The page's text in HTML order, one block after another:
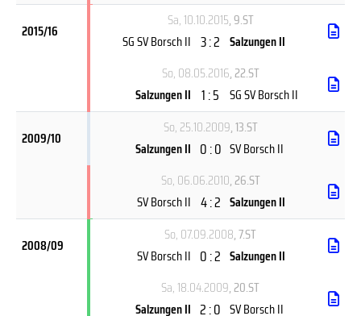
2015/16
Sa, 10.10.2015, 9.ST
SG SV Borsch II 3 : 2 Salzungen II
So, 08.05.2016, 22.ST
Salzungen II 1 : 5 SG SV Borsch II
2009/10
So, 25.10.2009, 13.ST
Salzungen II 0 : 0 SV Borsch II
So, 06.06.2010, 26.ST
SV Borsch II 4 : 2 Salzungen II
2008/09
So, 07.09.2008, 7.ST
SV Borsch II 0 : 2 Salzungen II
Sa, 18.04.2009, 20.ST
Salzungen II 2 : 0 SV Borsch II